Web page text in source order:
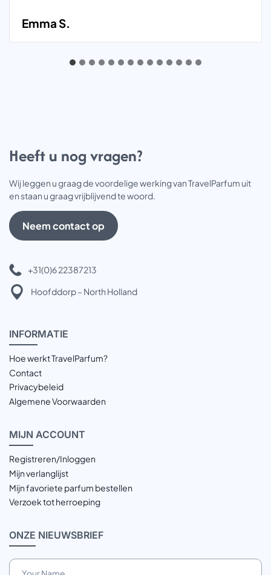
Emma S.
Heeft u nog vragen?
Wij leggen u graag de voordelige werking van TravelParfum uit
en staan u graag vrijblijvend te woord.
Neem contact op
+31(0)6 22387213
Hoofddorp – North Holland
INFORMATIE
Hoe werkt TravelParfum?
Contact
Privacybeleid
Algemene Voorwaarden
MIJN ACCOUNT
Registreren/Inloggen
Mijn verlanglijst
Mijn favoriete parfum bestellen
Verzoek tot herroeping
ONZE NIEUWSBRIEF